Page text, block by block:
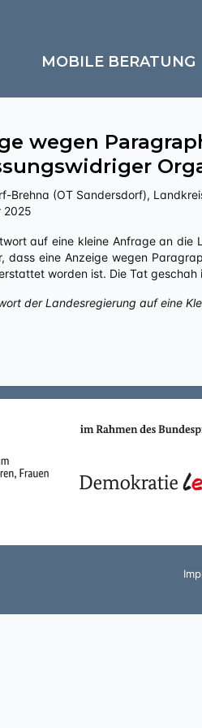
MOBILE BERATUNG
wegen
Brehna (OT Sandersdorf),
2025
dass eine Anzeige wegen
worden ist. Die Tat
der Landesregierung auf eine